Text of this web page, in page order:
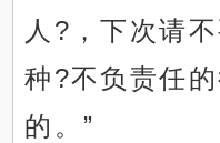
人?，下次请
种?不负责任
的。”